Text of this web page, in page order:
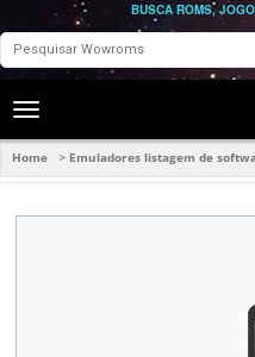
BUSCA ROMS,
Toggle
navigation
Home > Emuladores listagem de